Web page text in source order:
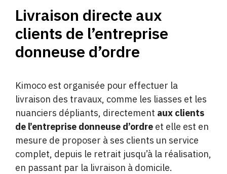
Livraison directe aux
clients de l’entreprise
donneuse d’ordre
Kimoco est organisée pour effectuer la
livraison des travaux, comme les liasses et les
nuanciers dépliants, directement aux clients
de l’entreprise donneuse d’ordre et elle est en
mesure de proposer à ses clients un service
complet, depuis le retrait jusqu’à la réalisation,
en passant par la livraison à domicile.